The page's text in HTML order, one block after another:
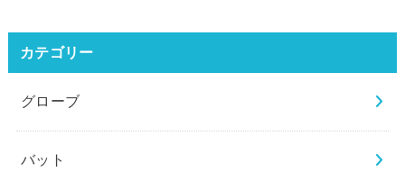
カテゴリー
グローブ
バット